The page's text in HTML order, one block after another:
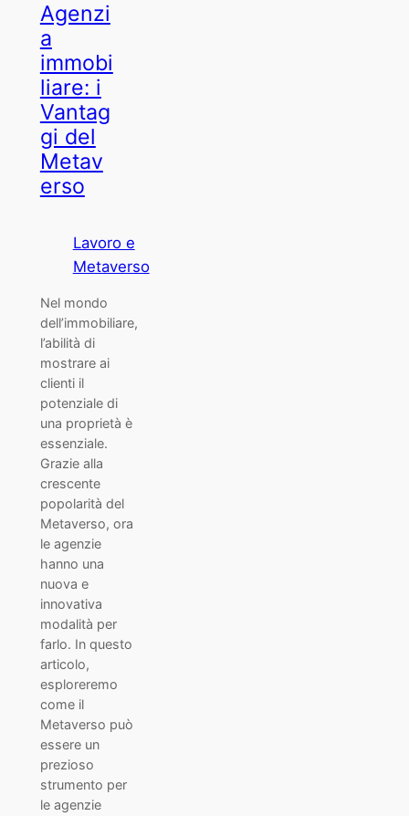
Agenzi
a
immobi
liare: i
Vantag
gi del
Metav
erso
Lavoro e
Metaverso
Nel mondo
dell’immobiliare,
l’abilità di
mostrare ai
clienti il
potenziale di
una proprietà è
essenziale.
Grazie alla
crescente
popolarità del
Metaverso, ora
le agenzie
hanno una
nuova e
innovativa
modalità per
farlo. In questo
articolo,
esploreremo
come il
Metaverso può
essere un
prezioso
strumento per
le agenzie